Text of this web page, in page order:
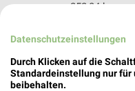
252,84 km
pitstop
22761
Datenschutzeinstellungen
Durch Klicken auf die
Standardeinstellung nur
beibehalten.